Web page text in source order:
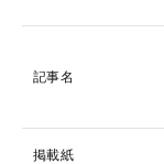
記事名
掲載紙